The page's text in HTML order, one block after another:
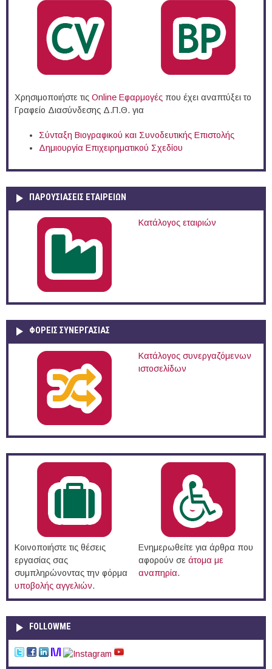
Χρησιμοποιήστε τις Online Eφαρμογές που έχει αναπτύξει το
Γραφείο Διασύνδεσης Δ.Π.Θ. για
Σύνταξη Βιογραφικού και Συνοδευτικής Επιστολής
Δημιουργία Επιχειρηματικού Σχεδίου
ΠΑΡΟΥΣΙΆΣΕΙΣ ΕΤΑΙΡΕΙΏΝ
Κατάλογος εταιριών
ΦΟΡΕΙΣ ΣΥΝΕΡΓΑΣΙΑΣ
Κατάλογος συνεργαζόμενων
ιστοσελίδων
Κοινοποιήστε τις θέσεις
εργασίας σας
συμπληρώνοντας την φόρμα
υποβολής αγγελιών.
Ενημερωθείτε για άρθρα που
αφορούν σε άτομα με
αναπηρία.
FOLLOWME